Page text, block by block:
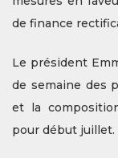
de finance
Le président
de semaine des
et la
pour début juillet.